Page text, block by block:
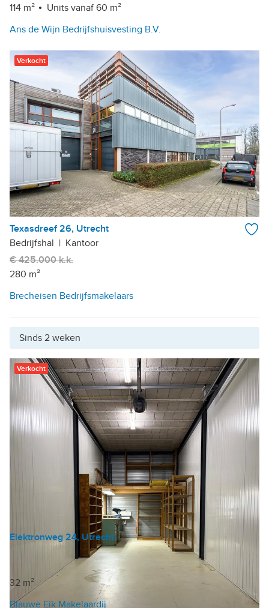
114 m²
Units vanaf 60 m²
Ans de Wijn Bedrijfshuisvesting B.V.
Verkocht
Texasdreef 26, Utrecht
Bedrijfshal | Kantoor
€ 425.000 k.k.
280 m²
Brecheisen Bedrijfsmakelaars
Sinds 2 weken
Verkocht
Elektronweg 24, Utrecht
Bedrijfshal
Garagebox
€ 68.000 k.k.
32 m²
Blauwe Eik Makelaardij